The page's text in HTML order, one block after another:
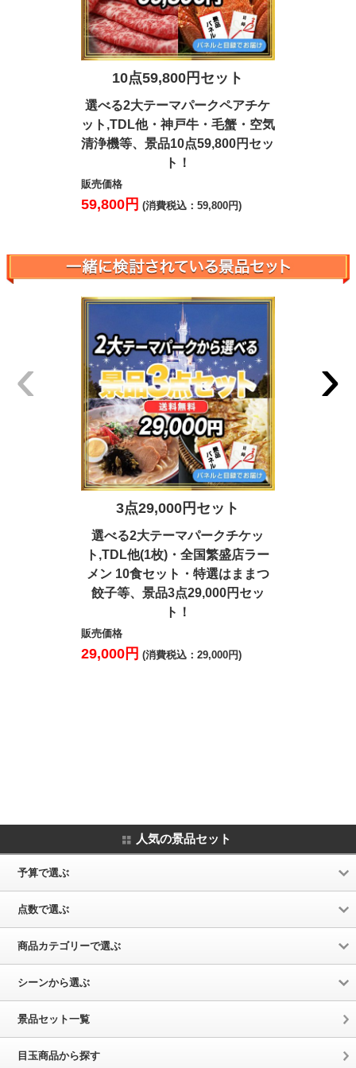
10点59,800円セット
選べる2大テーマパークペアチケ
ット,TDL他・神戸牛・毛蟹・空気
清浄機等、景品10点59,800円セッ
ト！
販売価格
59,800円 (消費税込：59,800円)
3点29,000円セット
選べる2大テーマパークチケッ
ト,TDL他(1枚)・全国繁盛店ラー
メン 10食セット・特選はままつ
餃子等、景品3点29,000円セッ
ト！
販売価格
29,000円 (消費税込：29,000円)
‹ ›
人気の景品セット
予算で選ぶ
点数で選ぶ
商品カテゴリーで選ぶ
シーンから選ぶ
景品セット一覧
目玉商品から探す